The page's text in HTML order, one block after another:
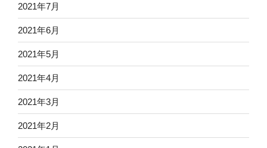
2021年7月
2021年6月
2021年5月
2021年4月
2021年3月
2021年2月